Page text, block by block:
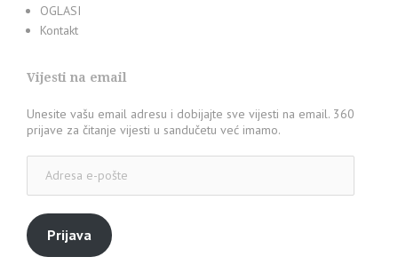
OGLASI
Kontakt
Vijesti na email
Unesite vašu email adresu i dobijajte sve vijesti na email. 360
prijave za čitanje vijesti u sandučetu već imamo.
pošte
Prijava